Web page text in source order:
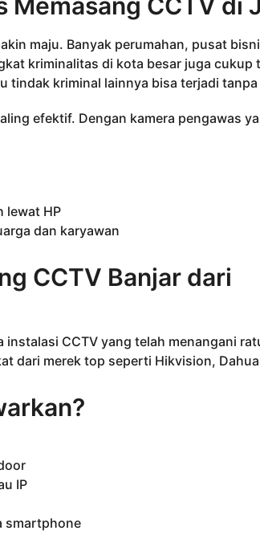
maju. Banyak perumahan, pusat
kriminalitas di kota besar juga cukup
tindak kriminal lainnya bisa terjadi
efektif. Dengan kamera pengawas
lewat HP
dan karyawan
CCTV Banjar dari
instalasi CCTV yang telah menangani
dari merek top seperti Hikvision,
IP
smartphone